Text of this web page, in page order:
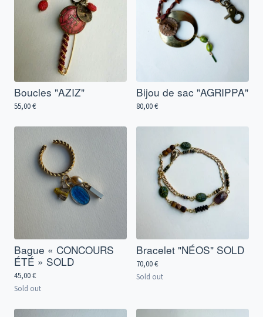
Boucles "AZIZ"
55,00€
Bijou de sac "AGRIPPA"
80,00€
Bague « CONCOURS
ÉTÉ » SOLD
45,00€
Sold out
Bracelet "NÉOS" SOLD
70,00€
Sold out